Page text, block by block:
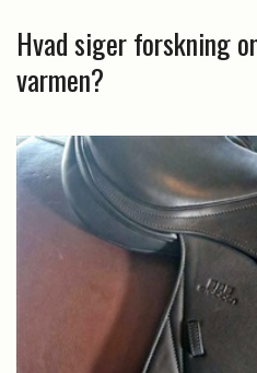
Hvad siger forskning
varmen?